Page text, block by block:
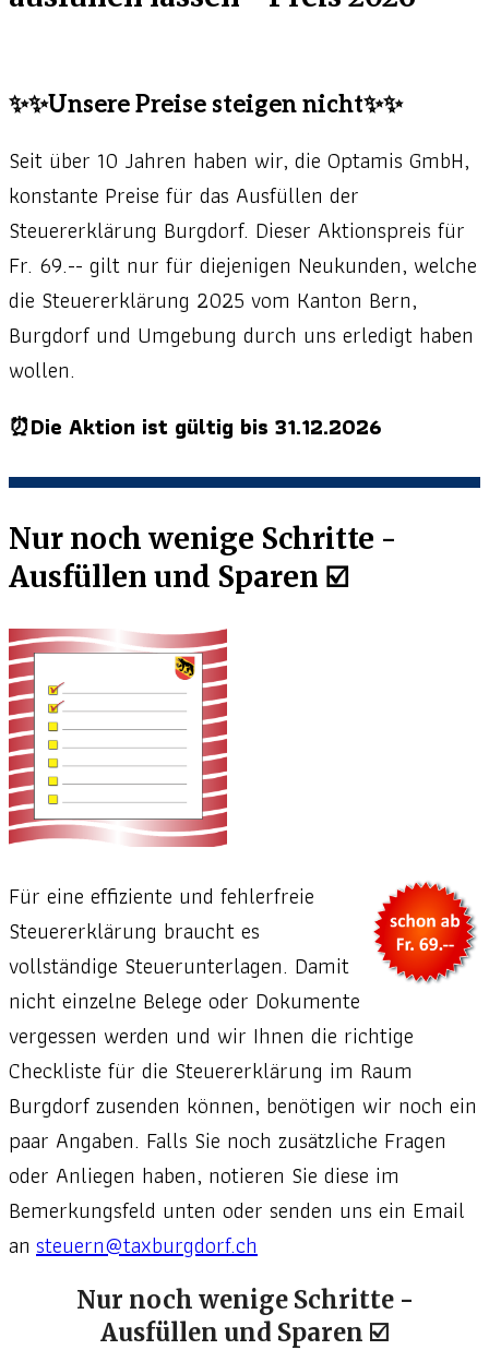
✨✨Unsere Preise steigen nicht✨✨
Seit über 10 Jahren haben wir, die Optamis GmbH,
konstante Preise für das Ausfüllen der
Steuererklärung Burgdorf. Dieser Aktionspreis für
Fr. 69.-- gilt nur für diejenigen Neukunden, welche
die Steuererklärung 2025 vom Kanton Bern,
Burgdorf und Umgebung durch uns erledigt haben
wollen.
⏰Die Aktion ist gültig bis 31.12.2026
Nur noch wenige Schritte -
Ausfüllen und Sparen ☑️
Für eine effiziente und fehlerfreie
Steuererklärung braucht es
vollständige Steuerunterlagen. Damit
nicht einzelne Belege oder Dokumente
vergessen werden und wir Ihnen die richtige
Checkliste für die Steuererklärung im Raum
Burgdorf zusenden können, benötigen wir noch ein
paar Angaben. Falls Sie noch zusätzliche Fragen
oder Anliegen haben, notieren Sie diese im
Bemerkungsfeld unten oder senden uns ein Email
an steuern@taxburgdorf.ch
Nur noch wenige Schritte -
Ausfüllen und Sparen ☑️